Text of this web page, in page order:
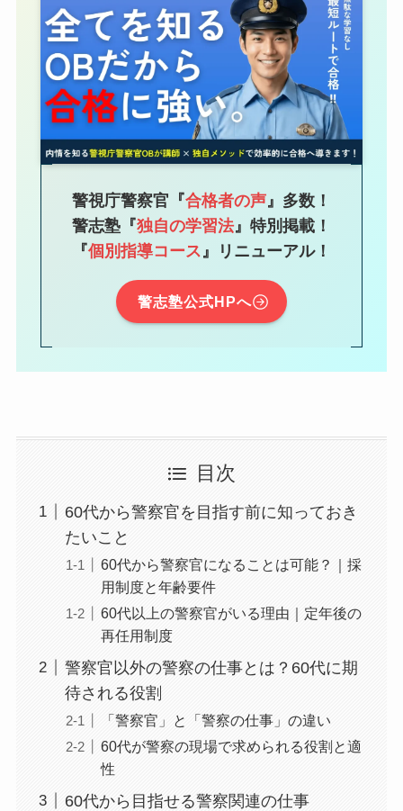
警視庁警察官『合格者の声』 多数！
警志塾『独自の学習法』特別掲載！
『個別指導コース』リニューアル！
警志塾公式HPへ
目次
60代から警察官を目指す前に知っておき
たいこと
60代から警察官になることは可能？｜採
用制度と年齢要件
60代以上の警察官がいる理由｜定年後の
再任用制度
警察官以外の警察の仕事とは？60代に期
待される役割
「警察官」と「警察の仕事」の違い
60代が警察の現場で求められる役割と適
性
60代から目指せる警察関連の仕事